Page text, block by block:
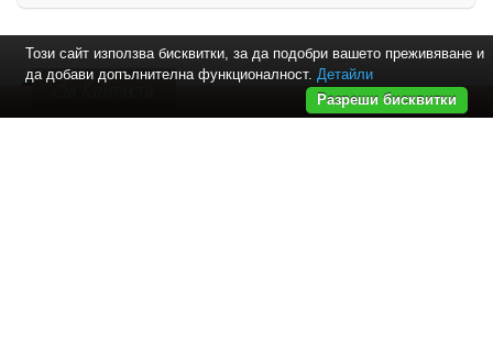
За Контакти
Този сайт използва бисквитки, за да подобри вашето преживяване и
да добави допълнителна функционалност. Детайли
Разреши бисквитки